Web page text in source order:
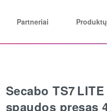
Partneriai
Secabo TS7
spaudos presas